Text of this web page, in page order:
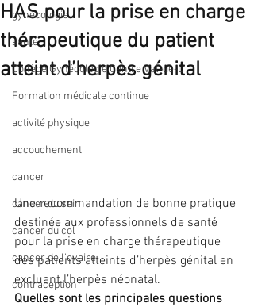
gynécologie
santé
Collège Gynécologie Centre Val-de-L
Formation médicale continue
activité physique
accouchement
cancer
cancer du sein
cancer du col
cancer de l'ovaire
contraception
HAS pour la prise en charge
thérapeutique du patient
atteint d’herpès génital
Une recommandation de bonne pratique
destinée aux professionnels de santé
pour la prise en charge thérapeutique
des patients atteints d’herpès génital en
excluant l’herpès néonatal.
Quelles sont les principales questions